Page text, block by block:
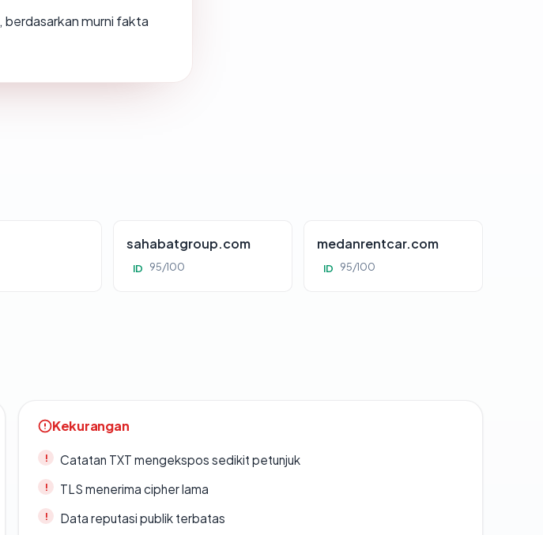
, berdasarkan murni fakta
sahabatgroup.com
ID 95/100
medanrentcar.com
ID 95/100
Kekurangan
Catatan TXT mengekspos sedikit petunjuk
TLS menerima cipher lama
Data reputasi publik terbatas